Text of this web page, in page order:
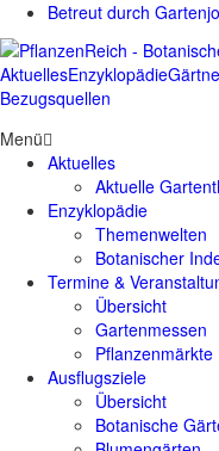
Betreut durch
AktuellesEnzyklopädie
Bezugsquellen
Menü
Aktuelles
Aktuelle
Enzyklopädie
Themenwelten
Botanischer
Termine &
Übersicht
Gartenmessen
Pflanzenmärkte
Ausflugsziele
Übersicht
Botanische